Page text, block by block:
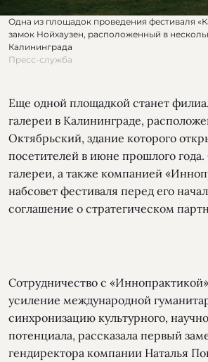
Одна из площадок проведения фестиваля
замок Нойхаузен, расположенный в
Калининграда
Пресс-служба
Еще одной площадкой станет
галереи в Калининграде,
Октябрьский, здание которого
посетителей в июне прошлого года.
галереи, а также компанией
набсовет фестиваля перед его
соглашение о стратегическом
Сотрудничество с
усиление международной
синхронизацию культурного,
потенциала, рассказала первый
гендиректора компании Наталья